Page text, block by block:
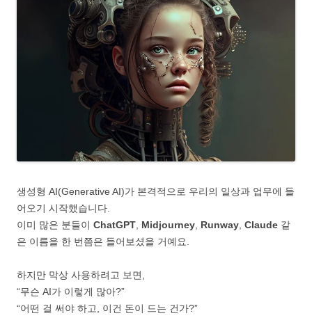
생성형 AI(Generative AI)가 본격적으로 우리의 일상과 업무에 들
어오기 시작했습니다.
이미 많은 분들이 ChatGPT Midjourney Runway Claude 같
은 이름을 한 번쯤은 들어보셨을 거예요.
하지만 막상 사용하려고 보면,
“무슨 AI가 이렇게 많아?”
“어떤 걸 써야 하고, 이건 돈이 드는 건가?”